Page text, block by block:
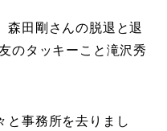
森田剛さんの脱退と退
のタッキーこと滝沢秀
と事務所を去りまし